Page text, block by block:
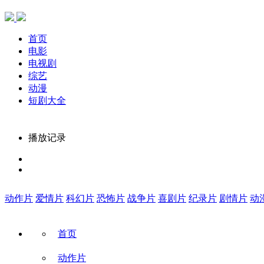
首页
电影
电视剧
综艺
动漫
短剧大全
播放记录
动作片 爱情片 科幻片 恐怖片 战争片 喜剧片 纪录片 剧情片 动
首页
动作片